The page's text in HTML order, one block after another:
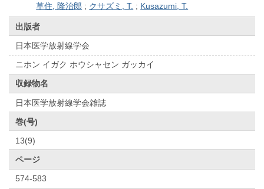
草住, 隆治郎 ; クサズミ, T. ; Kusazumi, T.
出版者
日本医学放射線学会
ニホン イガク ホウシャセン ガッカイ
収録物名
日本医学放射線学会雑誌
巻(号)
13(9)
ページ
574-583